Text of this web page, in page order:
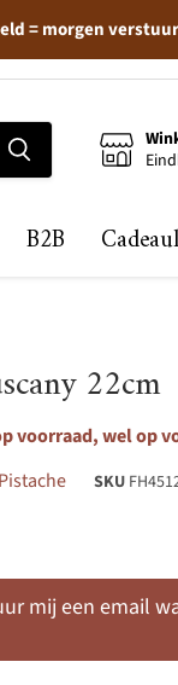
= morgen
B2B
22cm
voorraad, wel op
SKU
mij een email